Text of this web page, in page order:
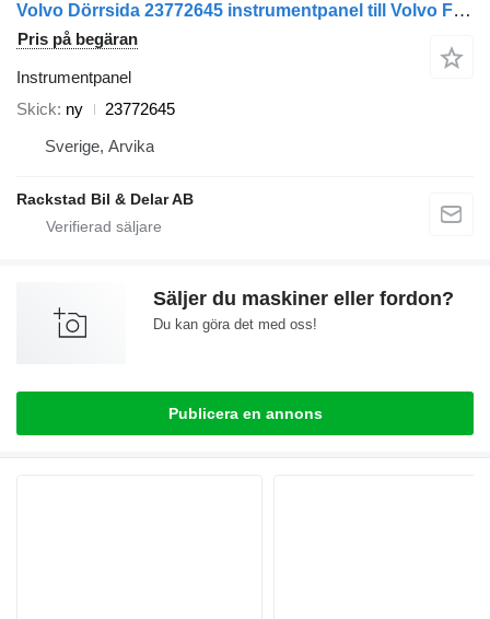
Volvo Dörrsida 23772645 instrumentpanel till Volvo FM lastbil
Pris på begäran
Instrumentpanel
Skick ny
23772645
Sverige, Arvika
Rackstad Bil & Delar AB
Säljer du maskiner eller fordon?
Du kan göra det med oss!
Publicera en annons